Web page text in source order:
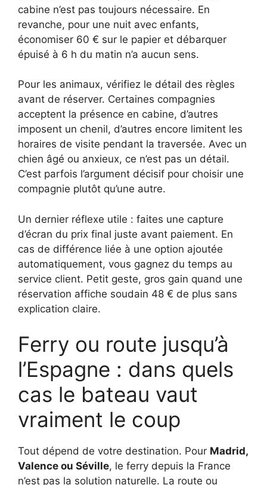
cabine n’est pas toujours nécessaire. En
revanche, pour une nuit avec enfants,
économiser 60 € sur le papier et débarquer
épuisé à 6 h du matin n’a aucun sens.
Pour les animaux, vérifiez le détail des règles
avant de réserver. Certaines compagnies
acceptent la présence en cabine, d’autres
imposent un chenil, d’autres encore limitent les
horaires de visite pendant la traversée. Avec un
chien âgé ou anxieux, ce n’est pas un détail.
C’est parfois l’argument décisif pour choisir une
compagnie plutôt qu’une autre.
Un dernier réflexe utile : faites une capture
d’écran du prix final juste avant paiement. En
cas de différence liée à une option ajoutée
automatiquement, vous gagnez du temps au
service client. Petit geste, gros gain quand une
réservation affiche soudain 48 € de plus sans
explication claire.
Ferry ou route jusqu’à
l’Espagne : dans quels
cas le bateau vaut
vraiment le coup
Tout dépend de votre destination. Pour Madrid,
Valence ou Séville, le ferry depuis la France
n’est pas la solution naturelle. La route ou